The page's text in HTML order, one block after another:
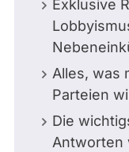
Exklusive
Alles, was
Parteien
Die
Antworten